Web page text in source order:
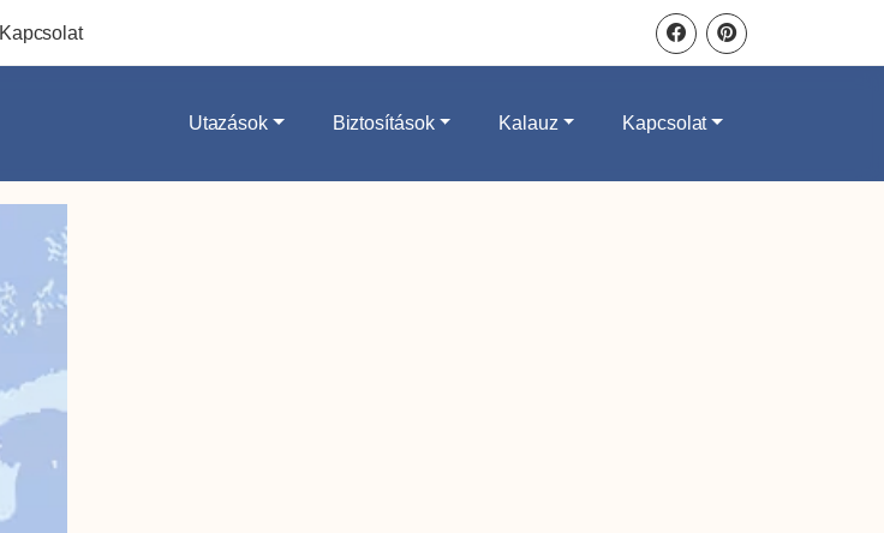
Kapcsolat
Utazások Biztosítások Kalauz Kapcsolat